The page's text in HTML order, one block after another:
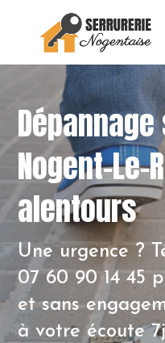
Nogent-Le-
alentours
Une urgence ?
07 60 90 14 45
et sans
à votre écoute